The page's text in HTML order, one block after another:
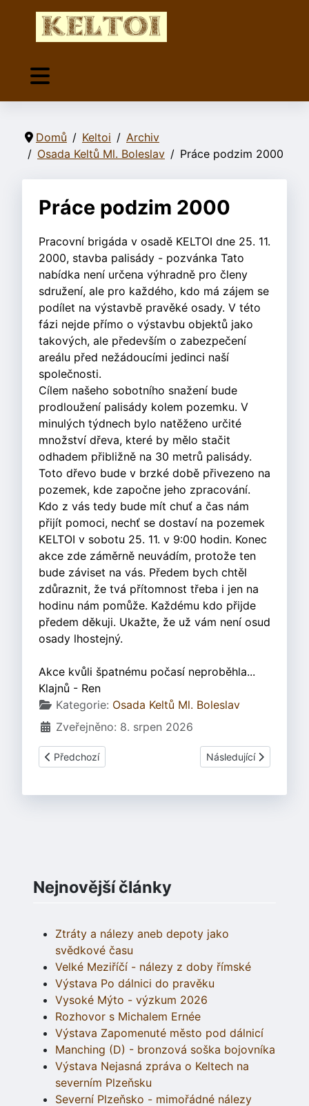
Domů Keltoi
Archiv
Osada Keltů Ml. Boleslav
Práce podzim 2000
Práce podzim 2000
Pracovní brigáda v osadě KELTOI dne 25. 11.
2000, stavba palisády - pozvánka Tato
nabídka není určena výhradně pro členy
sdružení, ale pro každého, kdo má zájem se
podílet na výstavbě pravěké osady. V této
fázi nejde přímo o výstavbu objektů jako
takových, ale především o zabezpečení
areálu před nežádoucími jedinci naší
společnosti.
Cílem našeho sobotního snažení bude
prodloužení palisády kolem pozemku. V
minulých týdnech bylo natěženo určité
množství dřeva, které by mělo stačit
odhadem přibližně na 30 metrů palisády.
Toto dřevo bude v brzké době přivezeno na
pozemek, kde započne jeho zpracování.
Kdo z vás tedy bude mít chuť a čas nám
přijít pomoci, nechť se dostaví na pozemek
KELTOI v sobotu 25. 11. v 9:00 hodin. Konec
akce zde záměrně neuvádím, protože ten
bude záviset na vás. Předem bych chtěl
zdůraznit, že tvá přítomnost třeba i jen na
hodinu nám pomůže. Každému kdo přijde
předem děkuji. Ukažte, že už vám není osud
osady lhostejný.
Akce kvůli špatnému počasí neproběhla...
Klajnů - Ren
Základní údaje
Kategorie: Osada Keltů Ml. Boleslav
Zveřejněno: 8. srpen 2026
Předchozí článek: Patrik 17.3.2001
Předchozí Další článek:
Následující
Nejnovější články
Ztráty a nálezy aneb depoty jako
svědkové času
Velké Meziříčí - nálezy z doby římské
Výstava Po dálnici do pravěku
Vysoké Mýto - výzkum 2026
Rozhovor s Michalem Ernée
Výstava Zapomenuté město pod dálnicí
Manching (D) - bronzová soška bojovníka
Výstava Nejasná zpráva o Keltech na
severním Plzeňsku
Severní Plzeňsko - mimořádné nálezy